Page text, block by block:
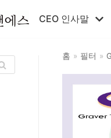
CEO 인사말
홈 » 필터 »